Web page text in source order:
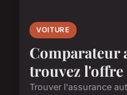
VOITURE
Comparateur
trouvez l'offre
Trouver l'assurance